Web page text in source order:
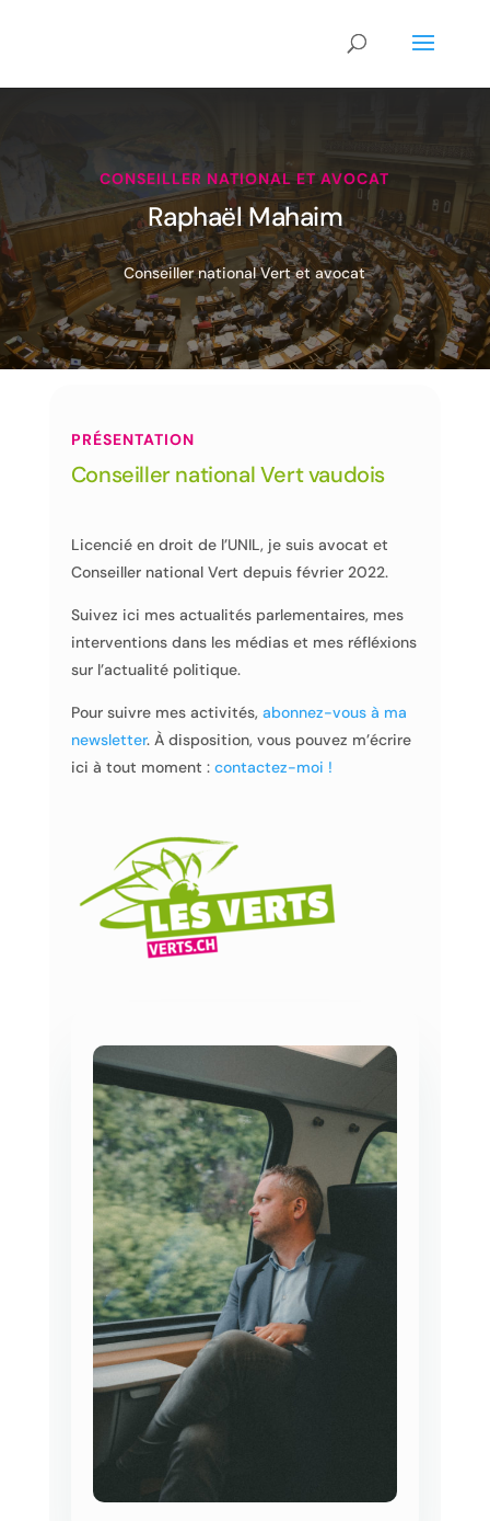
CONSEILLER NATIONAL ET AVOCAT
Raphaël Mahaim
Conseiller national Vert et avocat
PRÉSENTATION
Conseiller national Vert vaudois
Licencié en droit de l’UNIL, je suis avocat et
Conseiller national Vert depuis février 2022.
Suivez ici mes actualités parlementaires, mes
interventions dans les médias et mes réfléxions
sur l’actualité politique.
Pour suivre mes activités, abonnez-vous à ma
newsletter. À disposition, vous pouvez m’écrire
ici à tout moment : contactez-moi !